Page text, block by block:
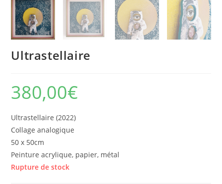
Ultrastellaire
380,00€
Ultrastellaire (2022)
Collage analogique
50 x 50cm
Peinture acrylique, papier, métal
Rupture de stock